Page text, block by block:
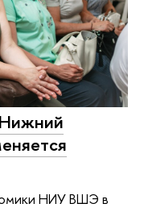
НИУ ВШЭ в